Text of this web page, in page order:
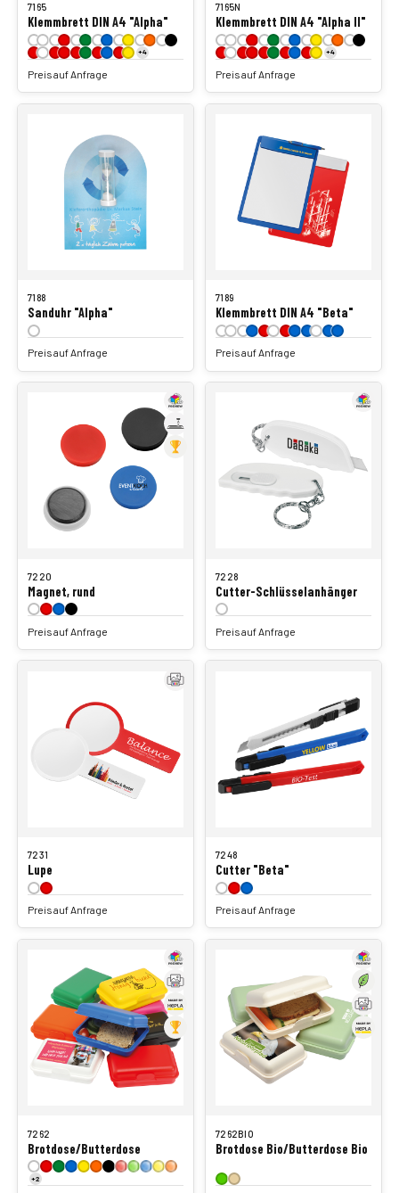
7165
Klemmbrett DIN A4 "Alpha"
+4
Preis auf Anfrage
7165N
Klemmbrett DIN A4 "Alpha II"
+4
Preis auf Anfrage
7188
Sanduhr "Alpha"
Preis auf Anfrage
7189
Klemmbrett DIN A4 "Beta"
Preis auf Anfrage
7220
Magnet, rund
Preis auf Anfrage
7228
Cutter-Schlüsselanhänger
Preis auf Anfrage
7231
Lupe
Preis auf Anfrage
7248
Cutter "Beta"
Preis auf Anfrage
7262
Brotdose/Butterdose
+2
7262BIO
Brotdose Bio/Butterdose Bio